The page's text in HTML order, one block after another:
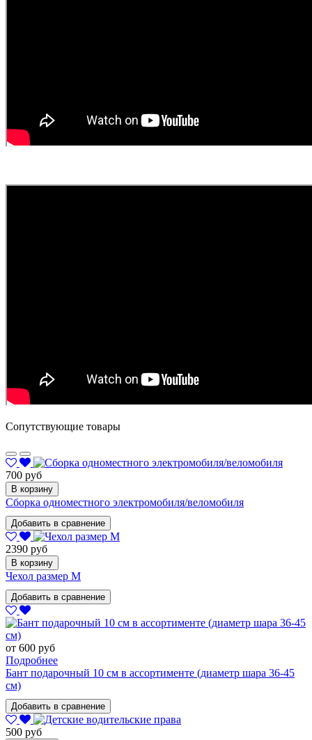
Сопутствующие товары
700 руб
В корзину
Сборка одноместного электромобиля/веломобиля
Добавить в сравнение
2390 руб
В корзину
Чехол размер M
Добавить в сравнение
от 600 руб
Подробнее
Бант подарочный 10 см в ассортименте (диаметр шара 36-45
см)
Добавить в сравнение
500 руб